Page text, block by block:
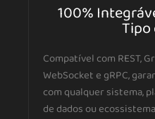
100%
Tipo
Compatível com REST,
WebSocket e gRPC,
com qualquer sistema,
de dados ou